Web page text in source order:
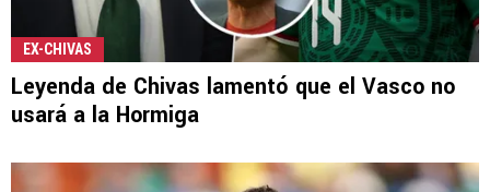
EX-CHIVAS
Leyenda de Chivas lamentó que el Vasco no
usará a la Hormiga